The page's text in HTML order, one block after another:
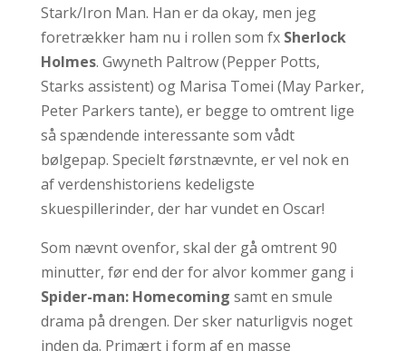
Stark/Iron Man. Han er da okay, men jeg
foretrækker ham nu i rollen som fx Sherlock
Holmes. Gwyneth Paltrow (Pepper Potts,
Starks assistent) og Marisa Tomei (May Parker,
Peter Parkers tante), er begge to omtrent lige
så spændende interessante som vådt
bølgepap. Specielt førstnævnte, er vel nok en
af verdenshistoriens kedeligste
skuespillerinder, der har vundet en Oscar!
Som nævnt ovenfor, skal der gå omtrent 90
minutter, før end der for alvor kommer gang i
Spider-man: Homecoming samt en smule
drama på drengen. Der sker naturligvis noget
inden da. Primært i form af en masse